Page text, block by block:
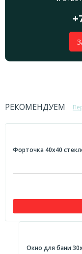
РЕКОМЕНДУЕМ
Форточка 40х40
Окно для бани